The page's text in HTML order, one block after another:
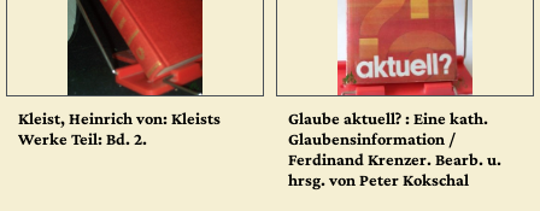
Kleist, Heinrich von: Kleists
Werke Teil: Bd. 2.
Glaube aktuell? : Eine kath.
Glaubensinformation /
Ferdinand Krenzer. Bearb. u.
hrsg. von Peter Kokschal